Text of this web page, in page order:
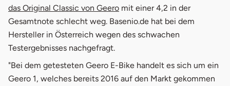
das Original Classic von Geeroöffnet in neuem Fenster
mit einer 4,2 in der
Gesamtnote schlecht weg. Basenio.de hat bei dem
Hersteller in Österreich wegen des schwachen
Testergebnisses nachgefragt.
"Bei dem getesteten Geero E-Bike handelt es sich um ein
Geero 1, welches bereits 2016 auf den Markt gekommen